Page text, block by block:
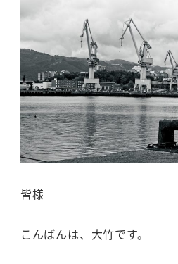
皆様
こんばんは、大竹です。